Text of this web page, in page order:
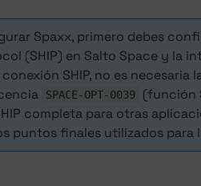
Spaxx, primero debes
(SHIP) en Salto Space y la
SHIP, no es
SPACE-OPT-0039
(función
completa para otras
puntos finales utilizados para